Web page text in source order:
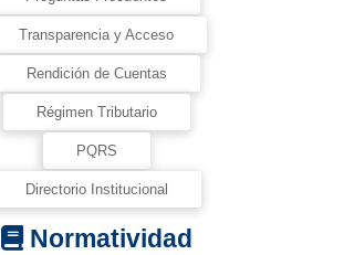
Transparencia y Acceso
Rendición de Cuentas
Régimen Tributario
PQRS
Directorio Institucional
Normatividad